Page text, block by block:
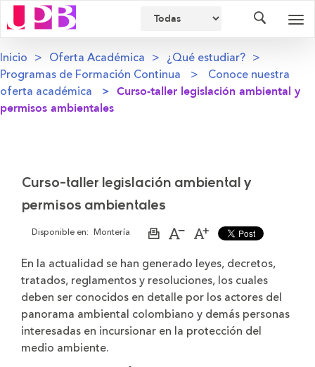
Inicio Oferta Académica
¿Qué estudiar?
Programas de Formación Continua
Conoce nuestra
oferta académica
Curso-taller legislación ambiental y
permisos ambientales
Curso-taller legislación ambiental y
permisos ambientales
Disponible en: Montería
ImprimirAumentar
de
la
Disminuir
de
la
letra
En la actualidad se han generado leyes, decretos,
tratados, reglamentos y resoluciones, los cuales
deben ser conocidos en detalle por los actores del
panorama ambiental colombiano y demás personas
interesadas en incursionar en la protección del
medio ambiente.